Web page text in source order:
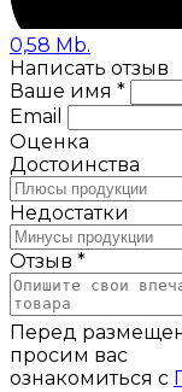
0,58 Mb.
Написать отзыв
Ваше имя *
Email
Оценка
Достоинства
Недостатки
Отзыв *
Перед
просим вас
ознакомиться с